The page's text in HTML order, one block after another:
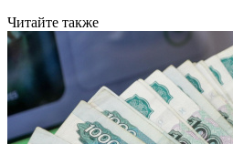
Читайте также